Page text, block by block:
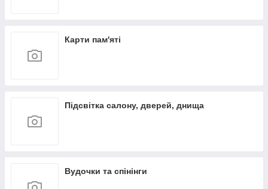
Карти пам'яті
Підсвітка салону, дверей, днища
Вудочки та спінінги